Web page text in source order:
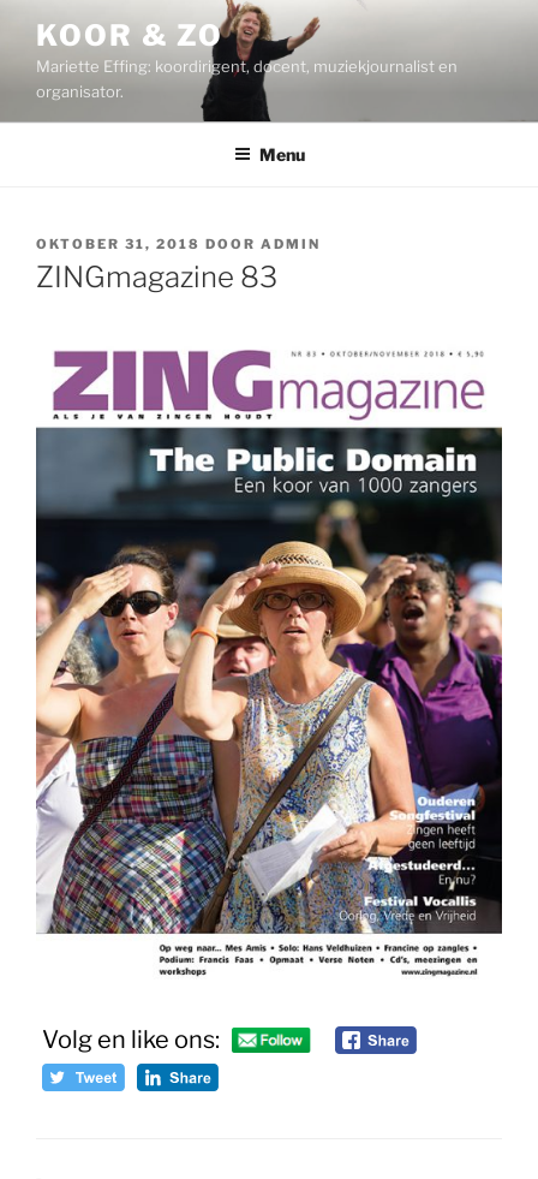
inhoud
KOOR & ZO
Mariette Effing: koordirigent, docent, muziekjournalist en
organisator.
Menu
GEPLAATST
OP
OKTOBER 31, 2018 DOOR ADMIN
ZINGmagazine 83
Volg en like ons: